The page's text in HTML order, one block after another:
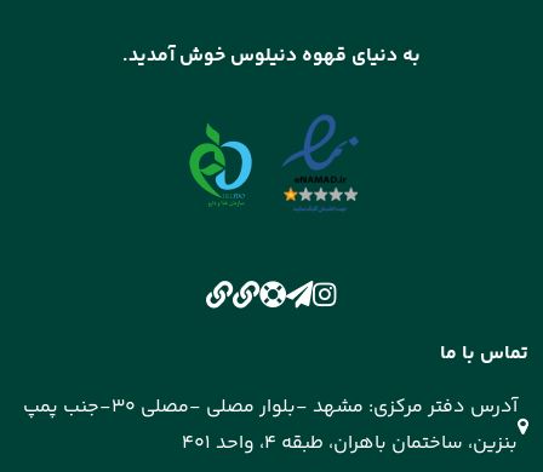
به دنیای قهوه دنیلوس خوش آمدید.
تماس با ما
آدرس دفتر مرکزی: مشهد -بلوار مصلی -مصلی 30-جنب پمپ
بنزین، ساختمان باهران، طبقه 4، واحد 401